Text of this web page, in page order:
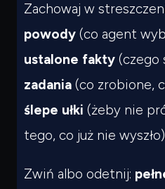
Zachowaj w
powody (co agent
ustalone fakty (czego
zadania (co zrobione,
ślepe ułki (żeby nie
tego, co już nie
Zwiń albo odetnij:
Czegoszukasz?
Powiedz czym się zajmujesz